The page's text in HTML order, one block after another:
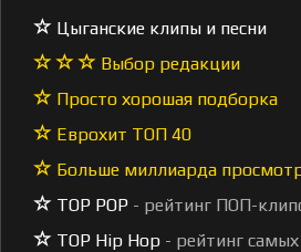
Цыганские клипы и песни
Выбор редакции
Просто хорошая подборка
Еврохит ТОП 40
Больше миллиарда
TOP POP - рейтинг ПОП-
TOP Hip Hop - рейтинг